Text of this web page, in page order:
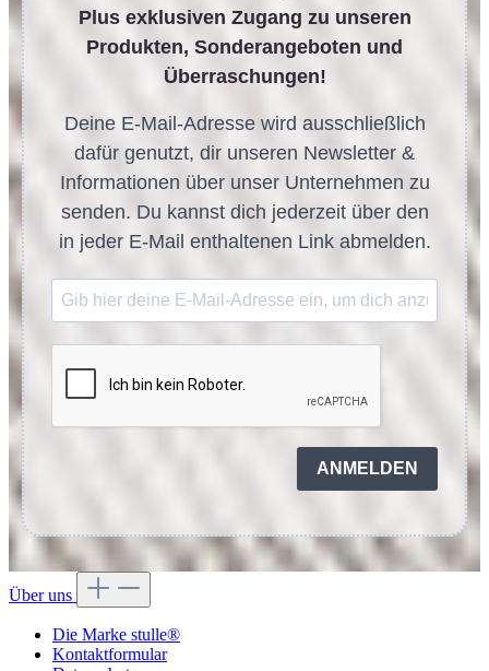
Plus exklusiven Zugang zu unseren
Produkten, Sonderangeboten und
Überraschungen!
Deine E-Mail-Adresse wird ausschließlich
dafür genutzt, dir unseren Newsletter &
Informationen über unser Unternehmen zu
senden. Du kannst dich jederzeit über den
in jeder E-Mail enthaltenen Link abmelden.
ANMELDEN
Über uns
Die Marke stulle®
Kontaktformular